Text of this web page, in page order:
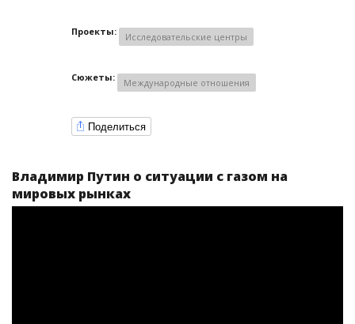
Проекты: Исследовательские центры
Сюжеты: Международные отношения
Поделиться
Владимир Путин о ситуации с газом на
мировых рынках